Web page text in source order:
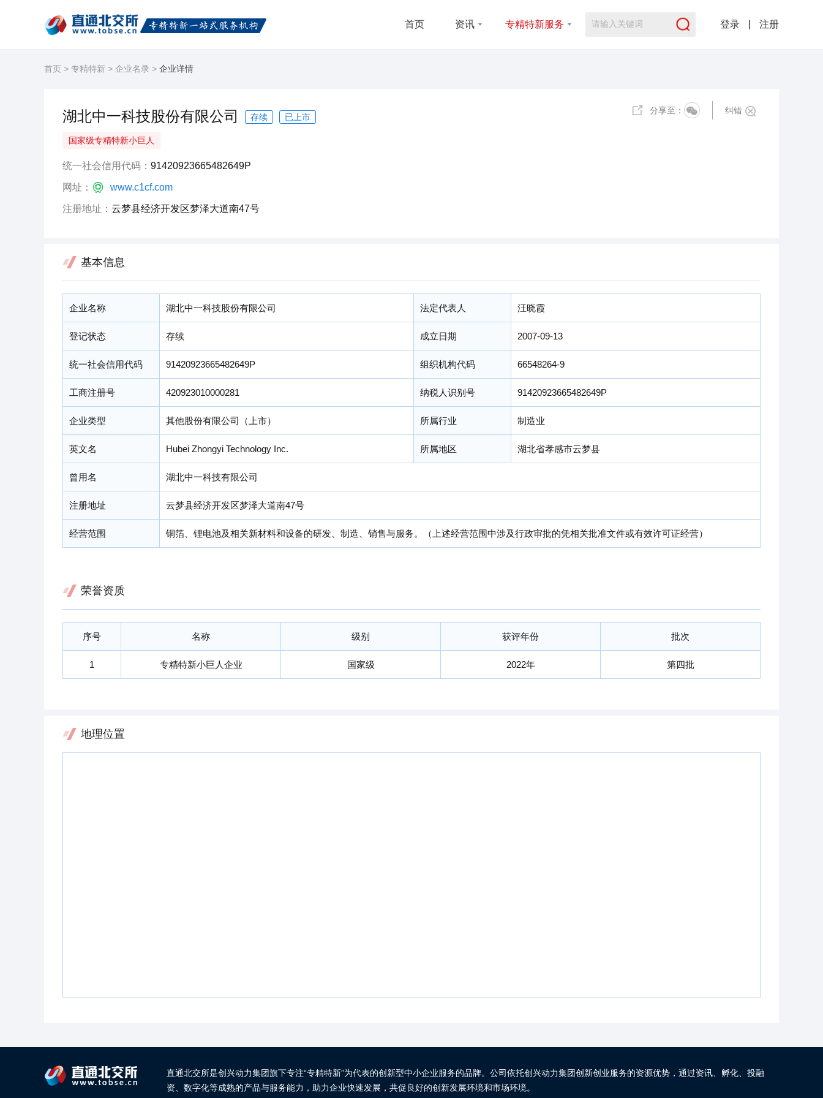
首页 资讯 专精特新服务 登录 注册
首页 > 专精特新 > 企业名录 > 企业详情
湖北中一科技股份有限公司 存续 已上市
国家级专精特新小巨人
统一社会信用代码： 91420923665482649P
网址： www.c1cf.com
注册地址： 云梦县经济开发区梦泽大道南47号
分享至： 纠错
基本信息
企业名称 湖北中一科技股份有限公司 法定代表人 汪晓霞
登记状态 存续 成立日期 2007-09-13
统一社会信用代码 91420923665482649P 组织机构代码 66548264-9
工商注册号 420923010000281 纳税人识别号 91420923665482649P
企业类型 其他股份有限公司（上市） 所属行业 制造业
英文名 Hubei Zhongyi Technology Inc. 所属地区 湖北省孝感市云梦县
曾用名 湖北中一科技有限公司
注册地址 云梦县经济开发区梦泽大道南47号
经营范围 铜箔、锂电池及相关新材料和设备的研发、制造、销售与服务。（上述经营范围中涉及行政审批的凭相关批准文件或有效许可证经营）
荣誉资质
序号 名称 级别 获评年份 批次
1 专精特新小巨人企业 国家级 2022年 第四批
地理位置
直通北交所是创兴动力集团旗下专注“专精特新”为代表的创新型中小企业服务的品牌。公司依托创兴动力集团创新创业服务的资源优势，通过资讯、孵化、投融
资、数字化等成熟的产品与服务能力，助力企业快速发展，共促良好的创新发展环境和市场环境。